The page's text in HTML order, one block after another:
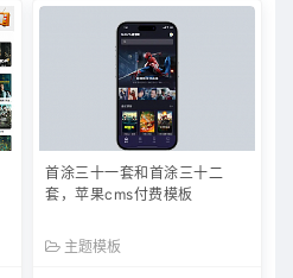
首涂三十一套和首涂三十二
套，苹果cms付费模板
主题模板